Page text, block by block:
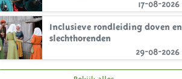
17-08-2026
29-08-2026
Inclusieve rondleiding doven en
slechthorenden